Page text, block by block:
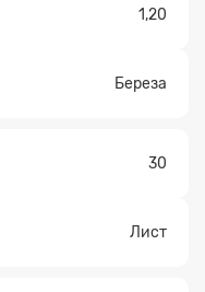
1,20
Береза
30
Лист